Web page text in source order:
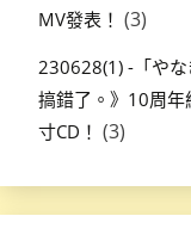
MV發表！ (3)
230628(1) -「や
搞錯了。》10周年
寸CD！ (3)